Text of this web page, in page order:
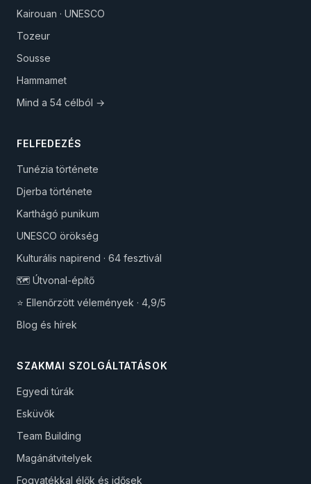
Kairouan · UNESCO
Tozeur
Sousse
Hammamet
Mind a 54 célból →
FELFEDEZÉS
Tunézia története
Djerba története
Karthágó punikum
UNESCO örökség
Kulturális napirend · 64 fesztivál
🗺️ Útvonal-építő
⭐ Ellenőrzött vélemények · 4,9/5
Blog és hírek
SZAKMAI SZOLGÁLTATÁSOK
Egyedi túrák
Esküvők
Team Building
Magánátvitelyek
Fogyatékkal élők és idősek